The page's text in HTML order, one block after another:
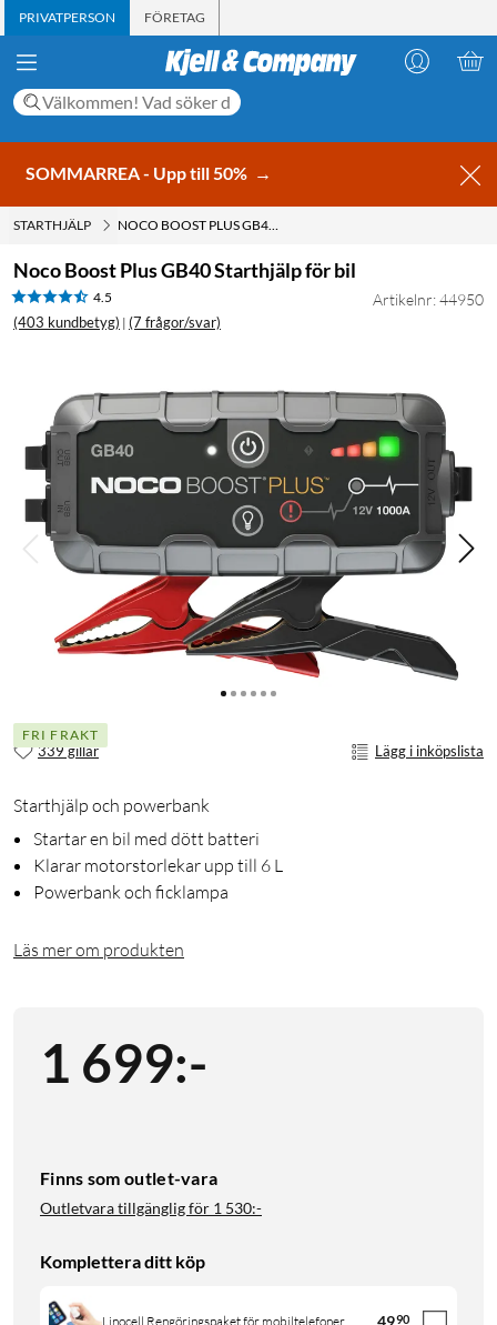
PRIVATPERSON FÖRETAG
SOMMARREA - Upp till 50% →
STARTHJÄLP NOCO BOOST PLUS GB40 STARTHJÄLP FÖR BIL
Noco Boost Plus GB40 Starthjälp för bil
4.5
(403 kundbetyg) | (7 frågor/svar)
Artikelnr: 44950
FRI FRAKT
339 gillar Lägg i inköpslista
Starthjälp och powerbank
Startar en bil med dött batteri
Klarar motorstorlekar upp till 6 L
Powerbank och ficklampa
Läs mer om produkten
1 699:-
Finns som outlet-vara
Outletvara tillgänglig för 1 530:-
Komplettera ditt köp
Linocell Rengöringspaket för mobiltelefoner 4990